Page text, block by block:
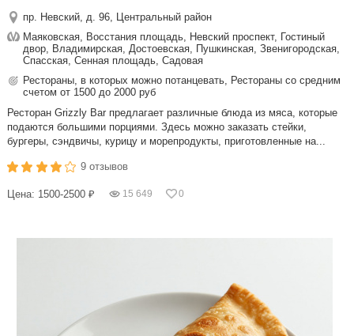
пр. Невский, д. 96, Центральный район
Маяковская, Восстания площадь, Невский проспект, Гостиный
двор, Владимирская, Достоевская, Пушкинская, Звенигородская,
Спасская, Сенная площадь, Садовая
Рестораны, в которых можно потанцевать, Рестораны со средним
счетом от 1500 до 2000 руб
Ресторан Grizzly Bar предлагает различные блюда из мяса, которые
подаются большими порциями. Здесь можно заказать стейки,
бургеры, сэндвичы, курицу и морепродукты, приготовленные на...
9 отзывов
Цена: 1500-2500 ₽ 15 649 0